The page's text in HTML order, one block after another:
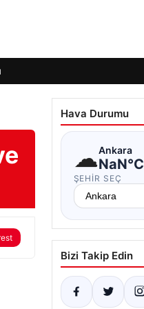
Hava Durumu
☁Ankara
NaN°C
ŞEHIR SEÇ
Bizi Takip Edin